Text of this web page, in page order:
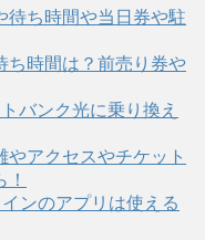
待ち時間や当日券や駐
ち時間は？前売り券や
バンク光に乗り換え
アクセスやチケット
ンのアプリは使える